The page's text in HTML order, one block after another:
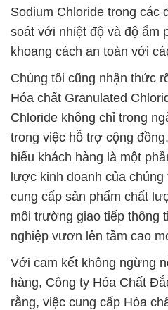
Sodium Chloride trong các
soát với nhiệt độ và độ ẩm
khoang cách an toàn với
Chúng tôi cũng nhận thức
Hóa chất Granulated
Chloride không chỉ trong
trong việc hỗ trợ cộng
hiểu khách hàng là một
lược kinh doanh của
cung cấp sản phẩm chất
môi trường giao tiếp thông
nghiệp vươn lên tầm cao
Với cam kết không ngừng
hàng, Công ty Hóa Chất
rằng, việc cung cấp Hóa